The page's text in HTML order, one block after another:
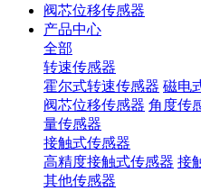
阀芯位移传感器
产品中心
全部
转速传感器
霍尔式转速传感器 磁电
阀芯位移传感器 角度传
量传感器
接触式传感器
高精度接触式传感器 接
其他传感器